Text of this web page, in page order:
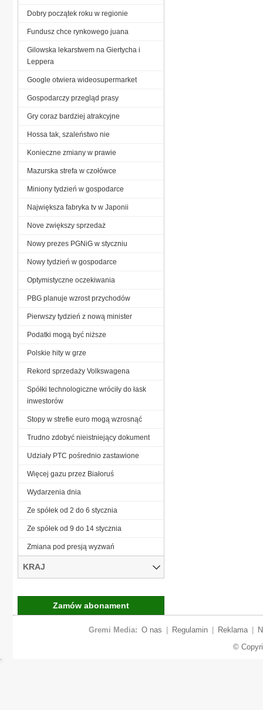
Dobry początek roku w regionie
Fundusz chce rynkowego juana
Gilowska lekarstwem na Giertycha i
Leppera
Google otwiera wideosupermarket
Gospodarczy przegląd prasy
Gry coraz bardziej atrakcyjne
Hossa tak, szaleństwo nie
Konieczne zmiany w prawie
Mazurska strefa w czołówce
Miniony tydzień w gospodarce
Największa fabryka tv w Japonii
Nove zwiększy sprzedaż
Nowy prezes PGNiG w styczniu
Nowy tydzień w gospodarce
Optymistyczne oczekiwania
PBG planuje wzrost przychodów
Pierwszy tydzień z nową minister
Podatki mogą być niższe
Polskie hity w grze
Rekord sprzedaży Volkswagena
Spółki technologiczne wróciły do łask
inwestorów
Stopy w strefie euro mogą wzrosnąć
Trudno zdobyć nieistniejący dokument
Udziały PTC pośrednio zastawione
Więcej gazu przez Białoruś
Wydarzenia dnia
Ze spółek od 2 do 6 stycznia
Ze spółek od 9 do 14 stycznia
Zmiana pod presją wyzwań
KRAJ
Zamów abonament
Gremi Media: O nas Regulamin Reklama
©